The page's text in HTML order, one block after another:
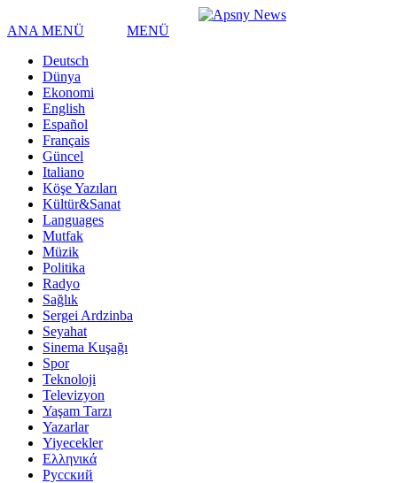
ANA MENÜ
MENÜ
Deutsch
Dünya
Ekonomi
English
Español
Français
Güncel
Italiano
Köşe Yazıları
Kültür&Sanat
Languages
Mutfak
Müzik
Politika
Radyo
Sağlık
Sergei Ardzinba
Seyahat
Sinema Kuşağı
Spor
Teknoloji
Televizyon
Yaşam Tarzı
Yazarlar
Yiyecekler
Ελληνικά
Русский